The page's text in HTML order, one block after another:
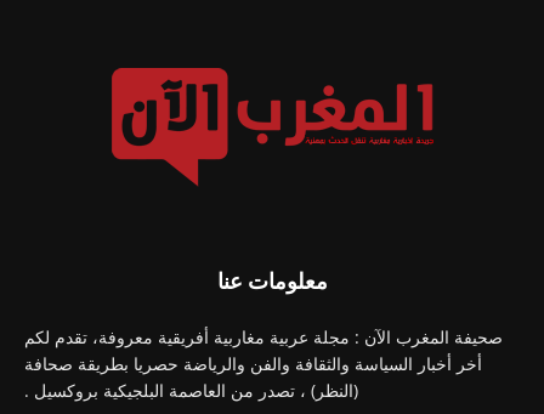
معلومات عنا
صحيفة المغرب الآن : مجلة عربية مغاربية أفريقية معروفة، تقدم لكم
أخر أخبار السياسة والثقافة والفن والرياضة حصريا بطريقة صحافة
(النظر) ، تصدر من العاصمة البلجيكية بروكسيل .